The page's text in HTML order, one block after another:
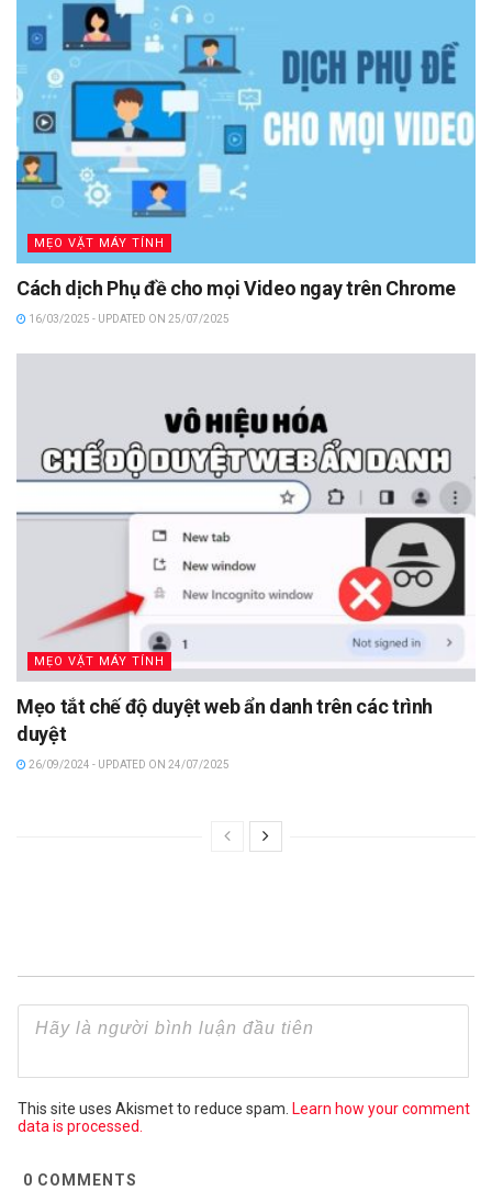
MẸO VẶT MÁY TÍNH
Cách dịch Phụ đề cho mọi Video ngay trên Chrome
16/03/2025 - UPDATED ON 25/07/2025
MẸO VẶT MÁY TÍNH
Mẹo tắt chế độ duyệt web ẩn danh trên các trình
duyệt
26/09/2024 - UPDATED ON 24/07/2025
This site uses Akismet to reduce spam. Learn how your comment
data is processed.
0 COMMENTS